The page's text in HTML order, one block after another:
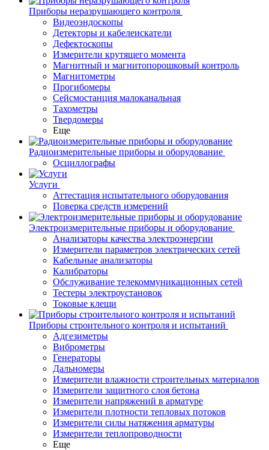
Приборы неразрушающего контроля
Видеоэндоскопы
Детекторы и кабелеискатели
Дефектоскопы
Измерители крутящего момента
Магнитный и магнитопорошковый контроль
Магнитометры
Прогибомеры
Сейсмостанция малоканальная
Тахометры
Твердомеры
Еще
Радиоизмерительные приборы и оборудование
Осциллографы
Услуги
Аттестация испытательного оборудования
Поверка средств измерений
Электроизмерительные приборы и оборудование
Анализаторы качества электроэнергии
Измерители параметров электрических сетей
Кабельные анализаторы
Калибраторы
Обслуживание телекоммуникационных сетей
Тестеры электроустановок
Токовые клещи
Приборы строительного контроля и испытаний
Адгезиметры
Виброметры
Генераторы
Дальномеры
Измерители влажности строительных материалов
Измерители защитного слоя бетона
Измерители напряжений в арматуре
Измерители плотности тепловых потоков
Измерители силы натяжения арматуры
Измерители теплопроводности
Еще